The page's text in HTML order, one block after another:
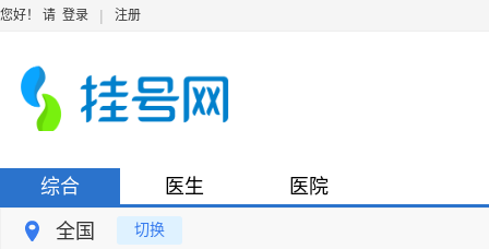
您好！ 请 登录 | 注册
综合 医生 医院
全国 切换